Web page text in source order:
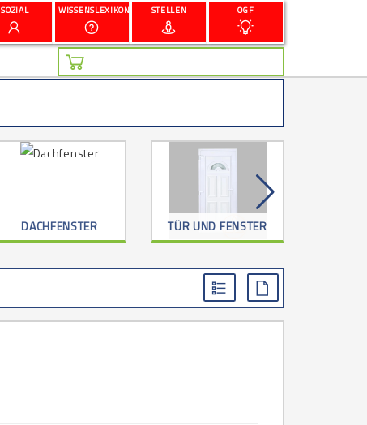
SOZIAL WISSENSLEXIKON STELLEN OGF
DACHFENSTER TÜR UND FENSTER